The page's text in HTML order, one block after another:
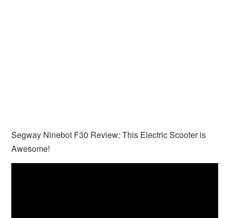
Segway Ninebot F30 Review: This Electric Scooter is
Awesome!